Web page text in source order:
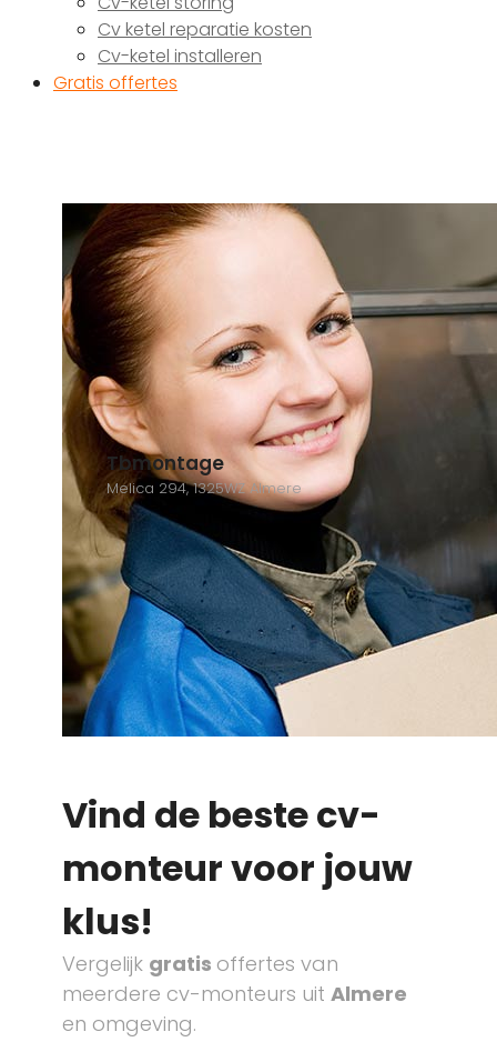
Cv ketel reparatie kosten
Cv-ketel installeren
Gratis offertes
Tbmontage
Melica 294, 1325WZ Almere
Vind de beste cv-
monteur voor jouw
klus!
Vergelijk gratis offertes van
meerdere cv-monteurs uit Almere
en omgeving.